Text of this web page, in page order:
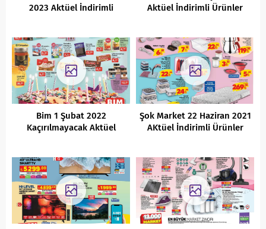
2023 Aktüel İndirimli
Aktüel İndirimli Ürünler
Bim 1 Şubat 2022
Kaçırılmayacak Aktüel
Şok Market 22 Haziran 2021
AKtüel İndirimli Ürünler